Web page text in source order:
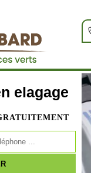
elagage